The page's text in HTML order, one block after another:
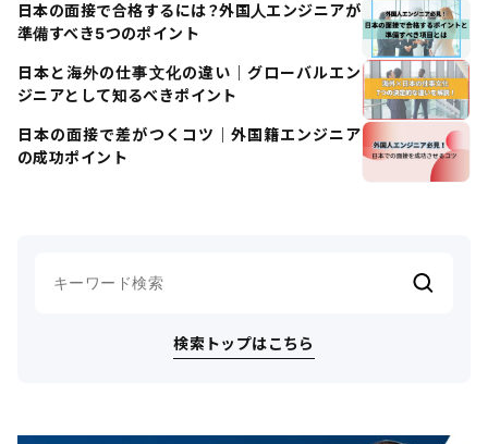
日本の面接で合格するには？外国人エンジニアが
準備すべき5つのポイント
日本と海外の仕事文化の違い｜グローバルエン
ジニアとして知るべきポイント
日本の面接で差がつくコツ｜外国籍エンジニア
の成功ポイント
検索トップはこちら